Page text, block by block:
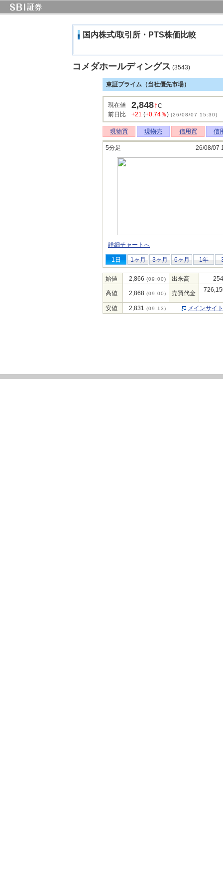
国内株式/取引所・PTS株価比較
コメダホールディングス (3543)
東証プライム（当社優先市場）
現在値 2,848↑C
前日比
+21 (+0.74％) (26/08/07 15:30)
現物買 現物売 信用買 信
5分足 26/08/07
詳細チャートへ
1日 1ヶ月 3ヶ月 6ヶ月 1年
始値 2,866 (09:00) 出来高
高値 2,868 (09:00) 売買代金
安値 2,831 (09:13) メインサイ